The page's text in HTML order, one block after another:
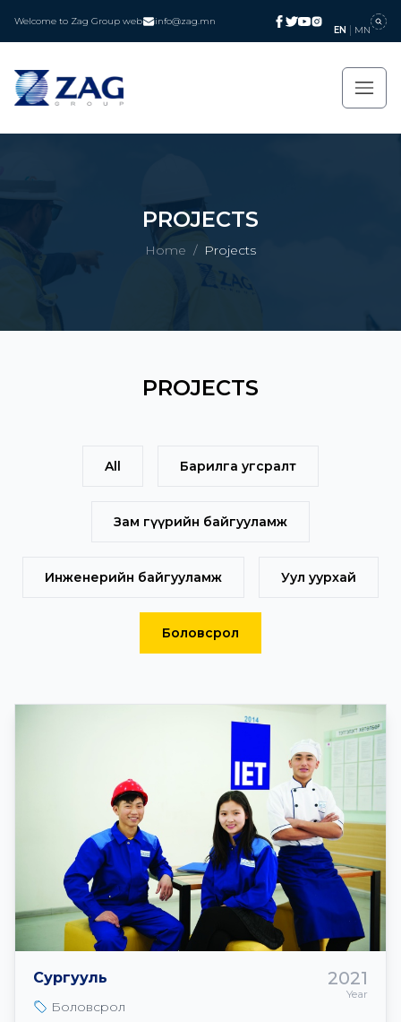
Welcome to Zag Group web info@zag.mn
EN MN
PROJECTS
Home / Projects
PROJECTS
All Барилга угсралт
Зам гүүрийн байгууламж
Инженерийн байгууламж Уул уурхай
Боловсрол
Сургууль
Боловсрол
2021
Year